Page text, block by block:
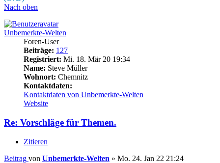
Nach oben
Unbemerkte-Welten
Foren-User
Beiträge: 127
Registriert: Mi. 18. Mär 20 19:34
Name: Steve Müller
Wohnort: Chemnitz
Kontaktdaten:
Kontaktdaten von Unbemerkte-Welten
Website
Re: Vorschläge für Themen.
Zitieren
Beitrag von Unbemerkte-Welten » Mo. 24. Jan 22 21:24